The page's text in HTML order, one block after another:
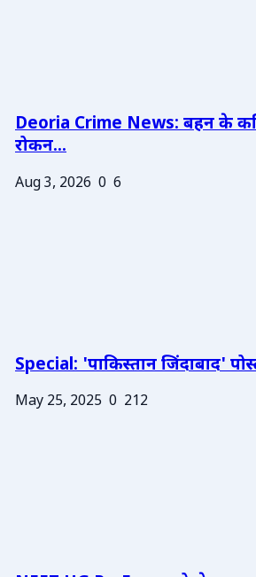
Deoria Crime News: बहन के
रोकन...
Aug 3, 2026 0 6
Special: 'पाकिस्तान जिंदाबाद'
May 25, 2025 0 212